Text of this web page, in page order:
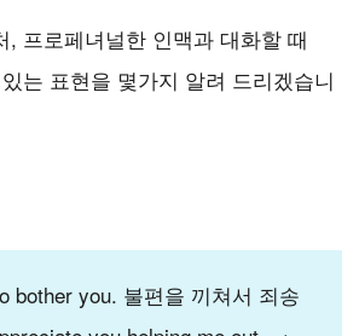
, 프로페녀널한 인맥과 대화할 때
는 표현을 몇가지 알려 드리겠습니
bother you. 불편을 끼쳐서 죄송